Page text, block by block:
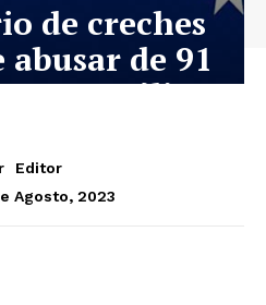
de creches
abusar de 91
Austrália
Editor
Agosto, 2023